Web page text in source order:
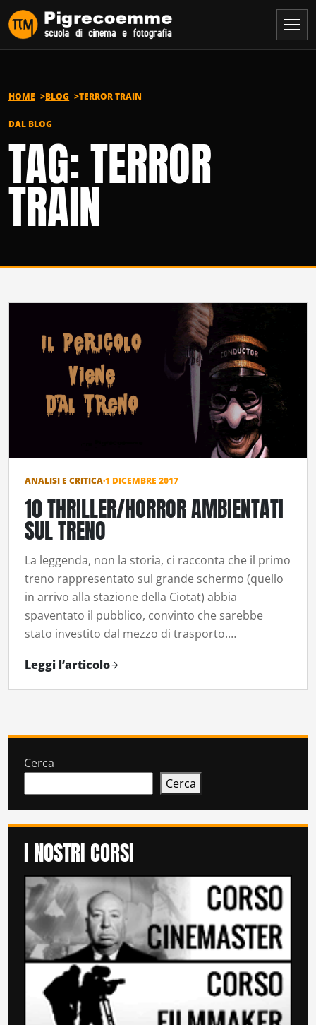
Vai al contenuto
HOME BLOG TERROR TRAIN
DAL BLOG
TAG: TERROR
TRAIN
ANALISI E CRITICA·1 DICEMBRE 2017
10 THRILLER/HORROR AMBIENTATI
SUL TRENO
La leggenda, non la storia, ci racconta che il primo
treno rappresentato sul grande schermo (quello
in arrivo alla stazione della Ciotat) abbia
spaventato il pubblico, convinto che sarebbe
stato investito dal mezzo di trasporto.…
Leggi l’articolo
Cerca
Cerca
I NOSTRI CORSI